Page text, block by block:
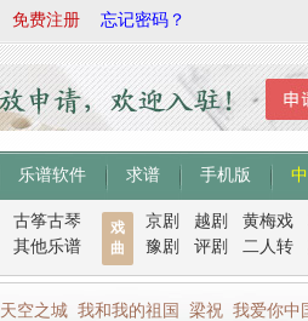
免费注册 忘记密码？
乐谱软件 求谱 手机版
古筝古琴
其他乐谱
戏
曲
京剧 越剧 黄梅戏
豫剧
评剧 二人转
天空之城 我和我的祖国 梁祝 我爱你中